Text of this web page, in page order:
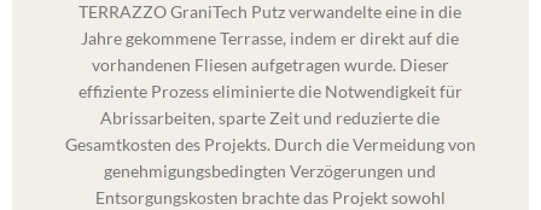
TERRAZZO GraniTech Putz verwandelte eine in die
Jahre gekommene Terrasse, indem er direkt auf die
vorhandenen Fliesen aufgetragen wurde. Dieser
effiziente Prozess eliminierte die Notwendigkeit für
Abrissarbeiten, sparte Zeit und reduzierte die
Gesamtkosten des Projekts. Durch die Vermeidung von
genehmigungsbedingten Verzögerungen und
Entsorgungskosten brachte das Projekt sowohl